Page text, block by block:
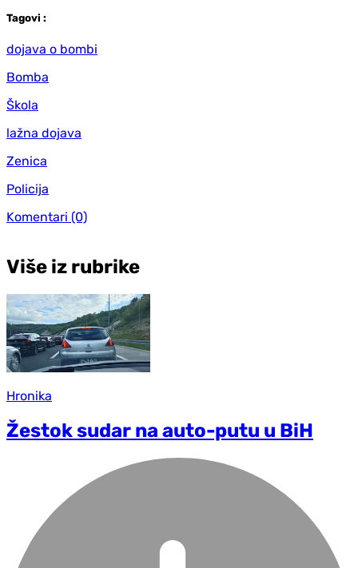
Tagovi :
dojava o bombi
Bomba
Škola
lažna dojava
Zenica
Policija
Komentari (0)
Više iz rubrike
Hronika
Žestok sudar na auto-putu u BiH